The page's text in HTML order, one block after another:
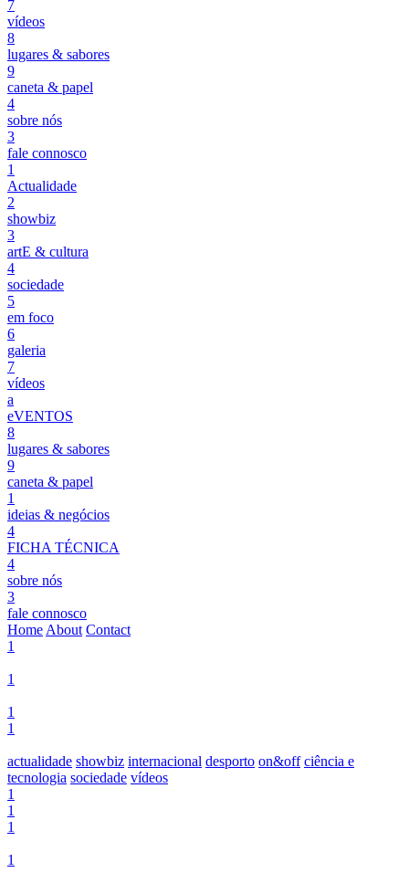
7
vídeos
8
lugares & sabores
9
caneta & papel
4
sobre nós
3
fale connosco
1
Actualidade
2
showbiz
3
artE & cultura
4
sociedade
5
em foco
6
galeria
7
vídeos
a
eVENTOS
8
lugares & sabores
9
caneta & papel
1
ideias & negócios
4
FICHA TÉCNICA
4
sobre nós
3
fale connosco
Home About Contact
1
1
1
1
actualidade showbiz internacional desporto on&off ciência e
tecnologia sociedade vídeos
1
1
1
1